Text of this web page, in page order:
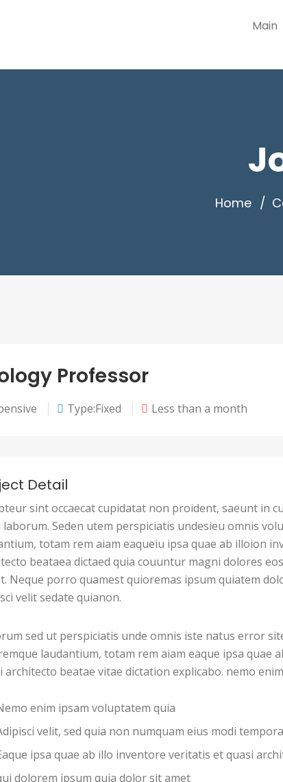
Main
Home
Professor
Type:Fixed Less than a month
Detail
sint occaecat cupidatat non proident, saeunt in
laborum. Seden utem perspiciatis undesieu omnis
totam rem aiam eaqueiu ipsa quae ab illoion
beataea dictaed quia couuntur magni dolores
Neque porro quamest quioremas ipsum quiatem
velit sedate quianon.
sed ut perspiciatis unde omnis iste natus error
laudantium, totam rem aiam eaque ipsa quae
architecto beatae vitae dictation explicabo. nemo
enim ipsam voluptatem quia
velit, sed quia non numquam eius modi tempora
ipsa quae ab illo inventore veritatis et quasi
dolorem ipsum quia dolor sit amet